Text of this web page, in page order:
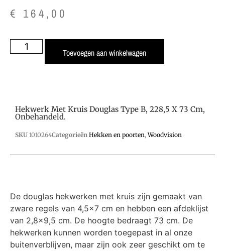
€ 164,00
Toevoegen aan winkelwagen
Hekwerk Met Kruis Douglas Type B, 228,5 X 73 Cm,
Onbehandeld.
SKU 1010264Categorieën Hekken en poorten,Woodvision
De douglas hekwerken met kruis zijn gemaakt van
zware regels van 4,5×7 cm en hebben een afdeklijst
van 2,8×9,5 cm. De hoogte bedraagt 73 cm. De
hekwerken kunnen worden toegepast in al onze
buitenverblijven, maar zijn ook zeer geschikt om te